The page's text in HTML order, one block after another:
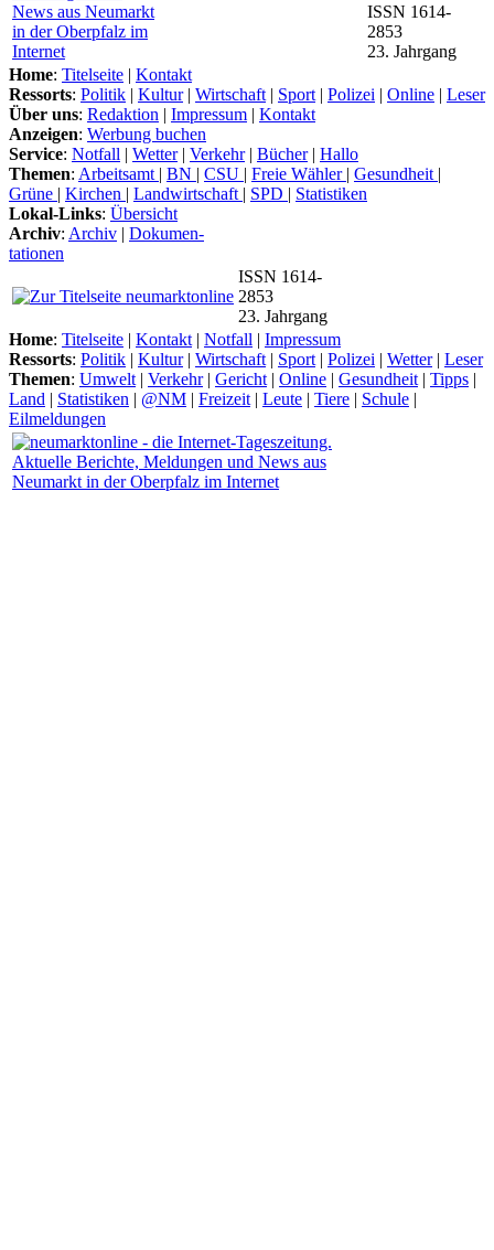
ISSN 1614-
2853
23. Jahrgang
Home: Titelseite | Kontakt
Ressorts: Politik | Kultur| Wirtschaft | Sport | Polizei | Online | Leser
Über uns: Redaktion | Impressum | Kontakt
Anzeigen: Werbung buchen
Service: Notfall | Wetter| Verkehr| Bücher| Hallo
Themen: Arbeitsamt | BN | CSU | Freie Wähler | Gesundheit |
Grüne | Kirchen | Landwirtschaft | SPD | Statistiken
Lokal-Links: Übersicht
Archiv: Archiv | Dokumen-
tationen
ISSN 1614-
2853
23. Jahrgang
Home: Titelseite | Kontakt | Notfall | Impressum
Ressorts: Politik | Kultur| Wirtschaft | Sport | Polizei | Wetter| Leser
Themen: Umwelt | Verkehr| Gericht | Online | Gesundheit | Tipps |
Land | Statistiken | @NM | Freizeit | Leute | Tiere | Schule |
Eilmeldungen